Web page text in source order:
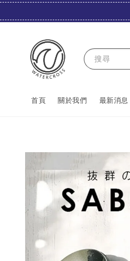
搜尋
首頁 關於我們 最新消息